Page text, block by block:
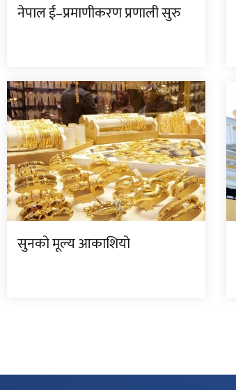
नेपाल ई–प्रमाणीकरण प्रणाली सुरु
सुनको मूल्य आकाशियो